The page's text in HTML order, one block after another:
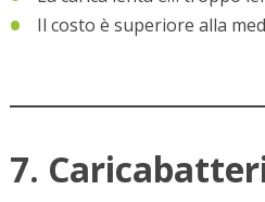
Il costo è superiore alla
7.